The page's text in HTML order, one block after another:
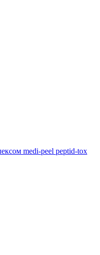
medi-peel peptid-tox